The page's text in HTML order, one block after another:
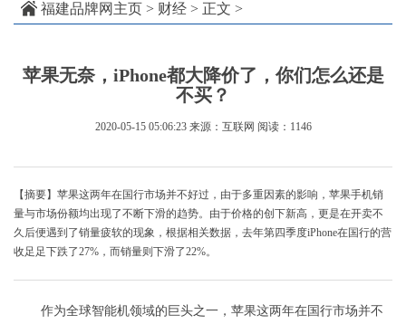
福建品牌网主页 > 财经 > 正文 >
苹果无奈，iPhone都大降价了，你们怎么还是
不买？
2020-05-15 05:06:23 来源：互联网 阅读：1146
【摘要】苹果这两年在国行市场并不好过，由于多重因素的影响，苹果手机销
量与市场份额均出现了不断下滑的趋势。由于价格的创下新高，更是在开卖不
久后便遇到了销量疲软的现象，根据相关数据，去年第四季度iPhone在国行的营
收足足下跌了27%，而销量则下滑了22%。
作为全球智能机领域的巨头之一，苹果这两年在国行市场并不